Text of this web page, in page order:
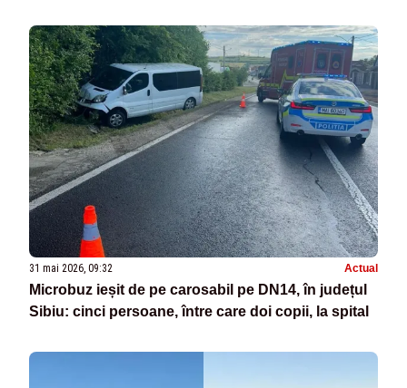
31 mai 2026, 09:32 Actual
Microbuz ieșit de pe carosabil pe DN14, în județul
Sibiu: cinci persoane, între care doi copii, la spital